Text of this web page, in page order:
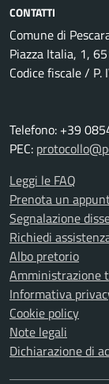
CONTATTI
Comune di
Piazza Italia, 1,
Codice fiscale /
Telefono: +39
PEC:
Leggi le FAQ
Prenota un
Segnalazione
Richiedi
Albo pretorio
Amministrazione
Informativa
Cookie policy
Note legali
Dichiarazione di